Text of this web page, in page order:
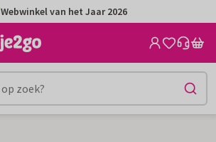
Webwinkel van het Jaar 2026